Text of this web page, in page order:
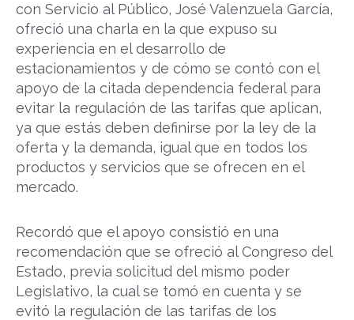
con Servicio al Público, José Valenzuela García,
ofreció una charla en la que expuso su
experiencia en el desarrollo de
estacionamientos y de cómo se contó con el
apoyo de la citada dependencia federal para
evitar la regulación de las tarifas que aplican,
ya que estás deben definirse por la ley de la
oferta y la demanda, igual que en todos los
productos y servicios que se ofrecen en el
mercado.
Recordó que el apoyo consistió en una
recomendación que se ofreció al Congreso del
Estado, previa solicitud del mismo poder
Legislativo, la cual se tomó en cuenta y se
evitó la regulación de las tarifas de los